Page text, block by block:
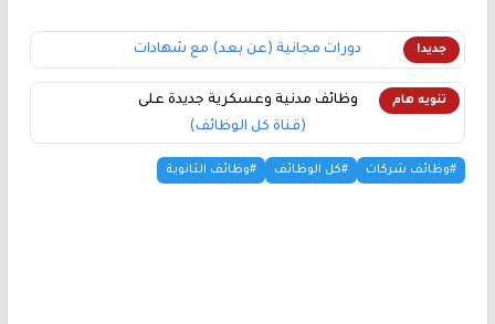
جديد! دورات مجانية (عن بعد) مع شهادات
تنويه هام
وظائف مدنية وعسكرية جديدة على
(قناة كل الوظائف)
#وظائف شركات #كل الوظائف #وظائف الثانوية